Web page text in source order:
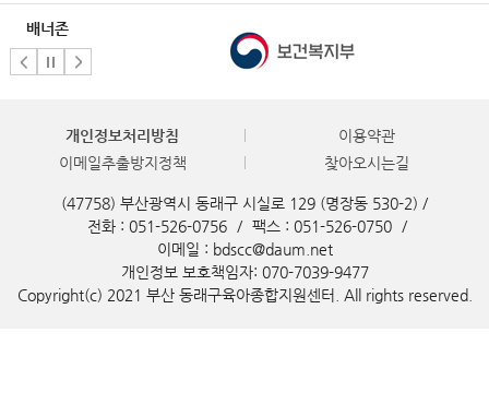
배너존
개인정보처리방침
이용약관
이메일추출방지정책
찾아오시는길
(47758) 부산광역시 동래구 시실로 129 (명장동 530-2) /
전화 : 051-526-0756
/ 팩스 : 051-526-0750
/
이메일 : bdscc@daum.net
개인정보 보호책임자: 070-7039-9477
Copyright(c) 2021 부산 동래구육아종합지원센터. All rights reserved.